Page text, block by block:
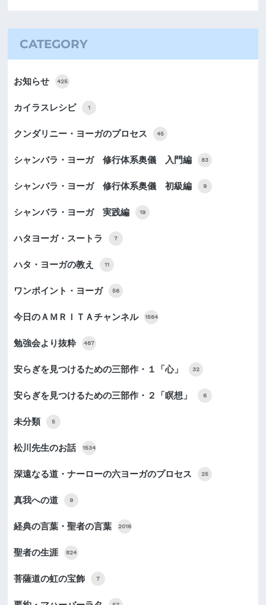
CATEGORY
お知らせ 425
カイラスレシピ 1
クンダリニー・ヨーガのプロセス 45
シャンバラ・ヨーガ 修行体系奥儀 入門編 83
シャンバラ・ヨーガ 修行体系奥儀 初級編 9
シャンバラ・ヨーガ 実践編 19
ハタヨーガ・スートラ 7
ハタ・ヨーガの教え 11
ワンポイント・ヨーガ 56
今日のＡＭＲＩＴＡチャンネル 1564
勉強会より抜粋 487
安らぎを見つけるための三部作・１「心」 32
安らぎを見つけるための三部作・２「瞑想」 6
未分類 5
松川先生のお話 1534
深遠なる道・ナーローの六ヨーガのプロセス 25
真我への道 9
経典の言葉・聖者の言葉 2016
聖者の生涯 824
菩薩道の虹の宝飾 7